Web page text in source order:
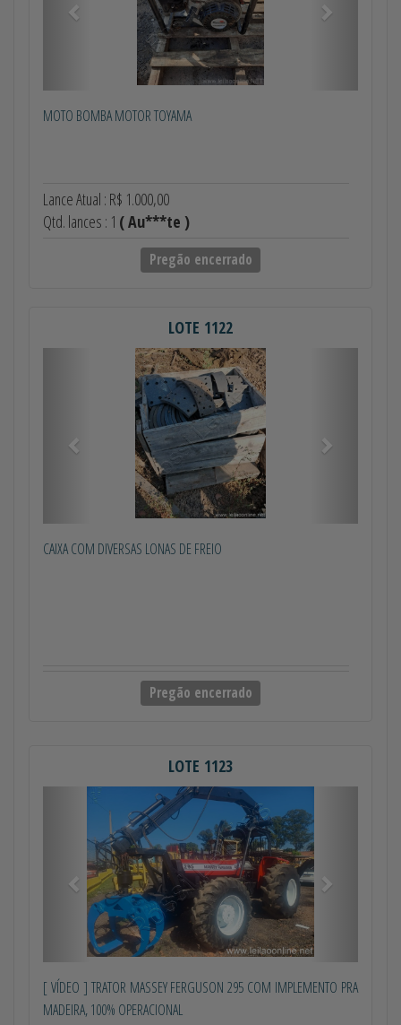
MOTO BOMBA MOTOR TOYAMA
Lance Atual : R$ 1.000,00
Qtd. lances : 1 ( Au***te )
Pregão encerrado
LOTE 1122
CAIXA COM DIVERSAS LONAS DE FREIO
Pregão encerrado
LOTE 1123
Anterior
[ VÍDEO ] TRATOR MASSEY FERGUSON 295 COM IMPLEMENTO PRA
MADEIRA, 100% OPERACIONAL